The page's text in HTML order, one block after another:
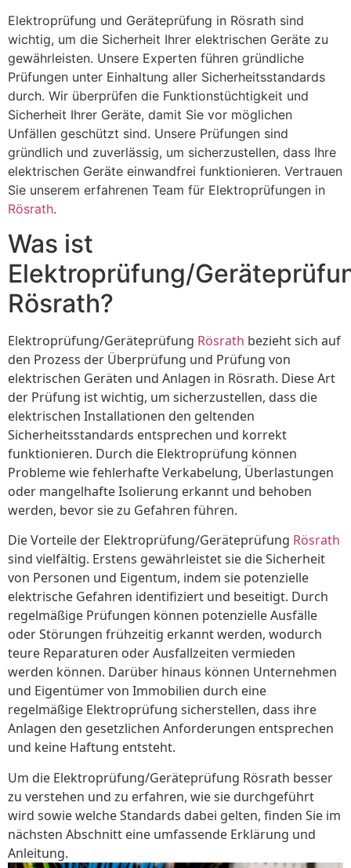
Elektroprüfung und Geräteprüfung in Rösrath sind
wichtig, um die Sicherheit Ihrer elektrischen Geräte zu
gewährleisten. Unsere Experten führen gründliche
Prüfungen unter Einhaltung aller Sicherheitsstandards
durch. Wir überprüfen die Funktionstüchtigkeit und
Sicherheit Ihrer Geräte, damit Sie vor möglichen
Unfällen geschützt sind. Unsere Prüfungen sind
gründlich und zuverlässig, um sicherzustellen, dass Ihre
elektrischen Geräte einwandfrei funktionieren. Vertrauen
Sie unserem erfahrenen Team für Elektroprüfungen in
Rösrath.
Was ist
Elektroprüfung/
Rösrath?
Elektroprüfung/Geräteprüfung Rösrath bezieht sich auf
den Prozess der Überprüfung und Prüfung von
elektrischen Geräten und Anlagen in Rösrath. Diese Art
der Prüfung ist wichtig, um sicherzustellen, dass die
elektrischen Installationen den geltenden
Sicherheitsstandards entsprechen und korrekt
funktionieren. Durch die Elektroprüfung können
Probleme wie fehlerhafte Verkabelung, Überlastungen
oder mangelhafte Isolierung erkannt und behoben
werden, bevor sie zu Gefahren führen.
Die Vorteile der Elektroprüfung/Geräteprüfung Rösrath
sind vielfältig. Erstens gewährleistet sie die Sicherheit
von Personen und Eigentum, indem sie potenzielle
elektrische Gefahren identifiziert und beseitigt. Durch
regelmäßige Prüfungen können potenzielle Ausfälle
oder Störungen frühzeitig erkannt werden, wodurch
teure Reparaturen oder Ausfallzeiten vermieden
werden können. Darüber hinaus können Unternehmen
und Eigentümer von Immobilien durch eine
regelmäßige Elektroprüfung sicherstellen, dass ihre
Anlagen den gesetzlichen Anforderungen entsprechen
und keine Haftung entsteht.
Um die Elektroprüfung/Geräteprüfung Rösrath besser
zu verstehen und zu erfahren, wie sie durchgeführt
wird sowie welche Standards dabei gelten, finden Sie im
nächsten Abschnitt eine umfassende Erklärung und
Anleitung.